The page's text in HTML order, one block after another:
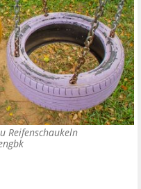
Reifenschaukeln